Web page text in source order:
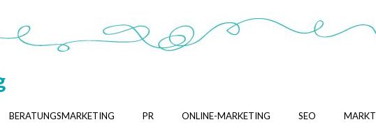
BERATUNGSMARKETING PR ONLINE-MARKETING SEO MARKT